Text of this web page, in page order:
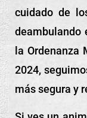
cuidado de
deambulando
la Ordenanza
2024,
más segura y